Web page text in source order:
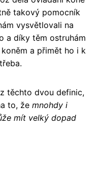
takový pomocník
vysvětlovali na
a díky těm ostruhám
a přimět ho i k
těchto dvou definic,
to, že mnohdy i
mít velký dopad